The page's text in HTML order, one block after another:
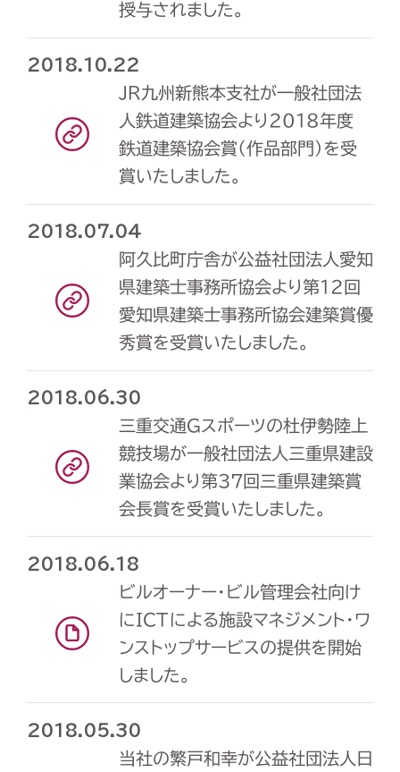
授与されました。
2018.10.22
JR九州新熊本支社が一般社団法
人鉄道建築協会より2018年度
鉄道建築協会賞（作品部門）を受
賞いたしました。
2018.07.04
阿久比町庁舎が公益社団法人愛知
県建築士事務所協会より第12回
愛知県建築士事務所協会建築賞優
秀賞を受賞いたしました。
2018.06.30
三重交通Gスポーツの杜伊勢陸上
競技場が一般社団法人三重県建設
業協会より第37回三重県建築賞
会長賞を受賞いたしました。
2018.06.18
ビルオーナー・ビル管理会社向け
にICTによる施設マネジメント・ワ
ンストップサービスの提供を開始
しました。
2018.05.30
当社の繁戸和幸が公益社団法人日